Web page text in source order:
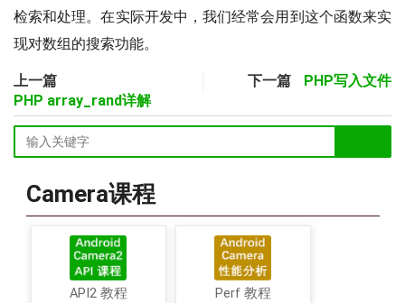
检索和处理。在实际开发中，我们经常会用到这个函数来实
现对数组的搜索功能。
上一篇
PHP array_rand详解
下一篇 PHP写入文件
Camera课程
API2 教程 Perf 教程